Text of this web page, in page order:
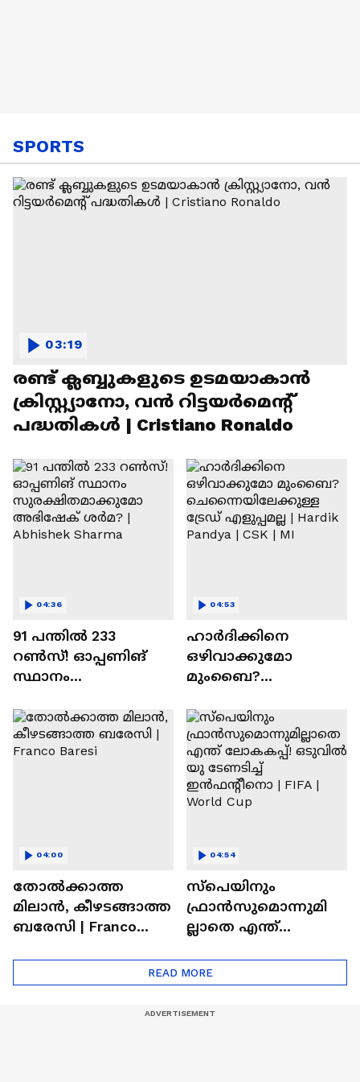
SPORTS
രണ്ട്‌ ക്ലബ്ബുകളുടെ ഉടമയാകാന്‍
ക്രിസ്റ്റ്യാനോ, വന്‍ റിട്ടയര്‍മെന്റ്‌
പദ്ധതികള്‍ | Cristiano Ronaldo
03:19
91 പന്തില്‍ 233
റണ്‍സ്! ഓപ്പണിങ്
സ്ഥാനം
അഭിഷേക് ശർമ? |
Abhishek Sharma
04:36
ഹാർദിക്കിനെ
ഒഴിവാക്കുമോ
മുംബൈ?
ട്രേഡ് എളുപ്പമല്ല |
Hardik Pandya | CSK |
MI
04:53
തോല്‍ക്കാത്ത
മിലാന്‍, കീഴടങ്ങാത്ത
ബരേസി | Franco
04:00
സ്പെയിനും
ഫ്രാൻസുമൊന്നുമി
ല്ലാതെ എന്ത്
യു ടേണടിച്ച്
ഇൻഫന്റീനൊ | FIFA |
04:54
READ MORE